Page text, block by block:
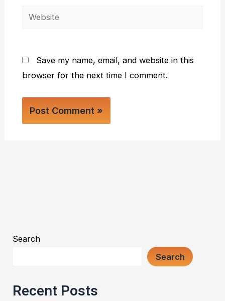
Website
Save my name, email, and website in this
browser for the next time I comment.
Search
Search
Recent Posts